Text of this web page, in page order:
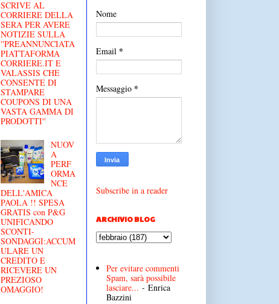
SCRIVE AL
CORRIERE DELLA
SERA PER AVERE
NOTIZIE SULLA
''PREANNUNCIATA
PIATTAFORMA
CORRIERE.IT E
VALASSIS CHE
CONSENTE DI
STAMPARE
COUPONS DI UNA
VASTA GAMMA DI
PRODOTTI''
NUOV
A
PERF
ORMA
NCE
DELL'AMICA
PAOLA !! SPESA
GRATIS con P&G
UNIFICANDO
SCONTI-
SONDAGGI:ACCUM
ULARE UN
CREDITO E
RICEVERE UN
PREZIOSO
OMAGGIO!
Nome
Email *
Messaggio *
Subscribe in a reader
ARCHIVIO BLOG
Per evitare commenti
Spam, sarà possibile
lasciare... - Enrica
Bazzini